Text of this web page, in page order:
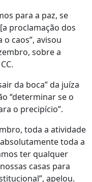
para a paz, se
proclamação dos
caos”, avisou
sobre a
da boca” da juíza
“determinar se o
o precipício”.
toda a atividade
toda a
ter qualquer
casas para
apelou.